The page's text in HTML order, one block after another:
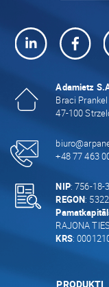
Adamietz
Braci Prankel
47-100
+48 77 463
NIP: 756-18-
REGON:
RAJONA
KRS:
PRODUKTI